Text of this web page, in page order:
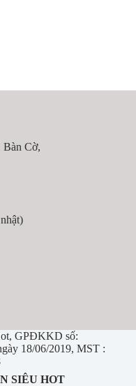
Bàn Cờ,
GPĐKKD số:
18/06/2019, MST :
SIÊU HOT